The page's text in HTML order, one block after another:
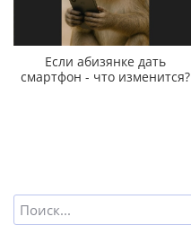
Если абизянке дать
смартфон - что изменится?